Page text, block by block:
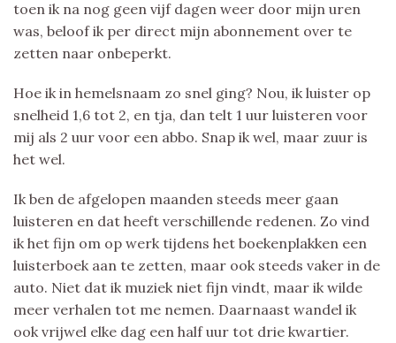
toen ik na nog geen vijf dagen weer door mijn uren
was, beloof ik per direct mijn abonnement over te
zetten naar onbeperkt.
Hoe ik in hemelsnaam zo snel ging? Nou, ik luister op
snelheid 1,6 tot 2, en tja, dan telt 1 uur luisteren voor
mij als 2 uur voor een abbo. Snap ik wel, maar zuur is
het wel.
Ik ben de afgelopen maanden steeds meer gaan
luisteren en dat heeft verschillende redenen. Zo vind
ik het fijn om op werk tijdens het boekenplakken een
luisterboek aan te zetten, maar ook steeds vaker in de
auto. Niet dat ik muziek niet fijn vindt, maar ik wilde
meer verhalen tot me nemen. Daarnaast wandel ik
ook vrijwel elke dag een half uur tot drie kwartier.